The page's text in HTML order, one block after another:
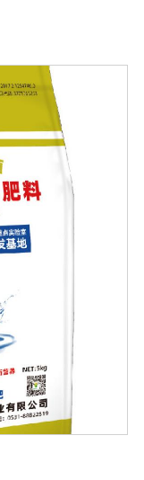
料、有机水溶性
种相比，水溶性
、无残渣的速效
和叶吸收利用。
对全面，根据不
，市场销售蔬
专用水溶性肥
取二次稀释法。由
以农民就不能够
烧苗伤根，苗小
高肥料利用率。
肥养分含量高，用
壤中长期存留，
降低施肥的经济
尽量单用或与非碱
根系生长不良
以缓解。在此提
非碱性的农药混
叶片肥害或药